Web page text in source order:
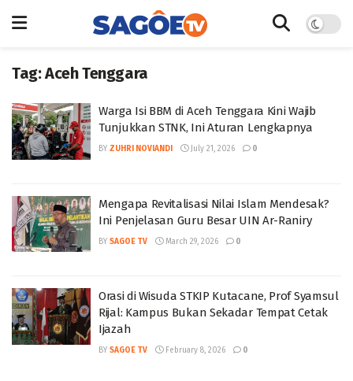
Tag:Aceh Tenggara
Warga Isi BBM di Aceh Tenggara Kini Wajib
Tunjukkan STNK, Ini Aturan Lengkapnya
BY ZUHRI NOVIANDI July 21, 2026 0
Mengapa Revitalisasi Nilai Islam Mendesak?
Ini Penjelasan Guru Besar UIN Ar-Raniry
BY SAGOE TV March 29, 2026 0
Orasi di Wisuda STKIP Kutacane, Prof Syamsul
Rijal: Kampus Bukan Sekadar Tempat Cetak
Ijazah
BY SAGOE TV February 8, 2026 0